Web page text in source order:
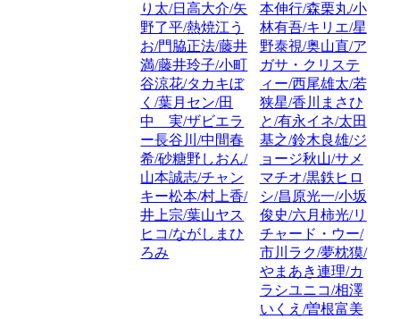
り太/日高大介/矢
野了平/熱焼江う
お/門脇正法/藤井
満/藤井玲子/小町
谷涼花/タカキぼ
く/葉月セン/田
中 実/ザビエラ
ー長谷川/中間春
希/砂糖野しおん/
山本誠志/チャン
キー松本/村上香/
井上宗/葉山ヤス
ヒコ/ながしまひ
ろみ
本伸行/森栗丸/小
林有吾/キリエ/星
野泰視/奥山直/ア
ガサ・クリステ
ィー/西尾雄太/若
狭星/香川まさひ
と/有永イネ/太田
基之/鈴木良雄/ジ
ョージ秋山/サメ
マチオ/黒鉄ヒロ
シ/昌原光一/小坂
俊史/六月柿光/リ
チャード・ウー/
市川ラク/夢枕獏/
やまあき連理/カ
ラシユニコ/相澤
いくえ/曽根富美